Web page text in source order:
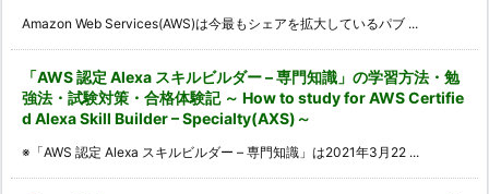
Amazon Web Services(AWS)は今最もシェアを拡大しているパブ ...
「AWS 認定 Alexa スキルビルダー – 専門知識」の学習方法・勉
強法・試験対策・合格体験記 ～ How to study for AWS Certifie
d Alexa Skill Builder – Specialty(AXS)～
※「AWS 認定 Alexa スキルビルダー – 専門知識」は2021年3月22 ...